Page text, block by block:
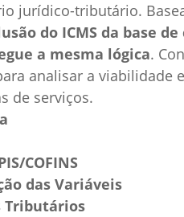
jurídico-tributário.
do ICMS da base
a mesma lógica.
analisar a viabilidade
de serviços.
COFINS
das Variáveis
Tributários